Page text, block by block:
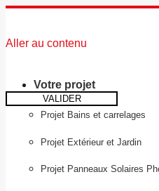
Aller au contenu
Votre projet
Projet Bains et carrelages
Projet Extérieur et Jardin
Projet Panneaux Solaires
VALIDER